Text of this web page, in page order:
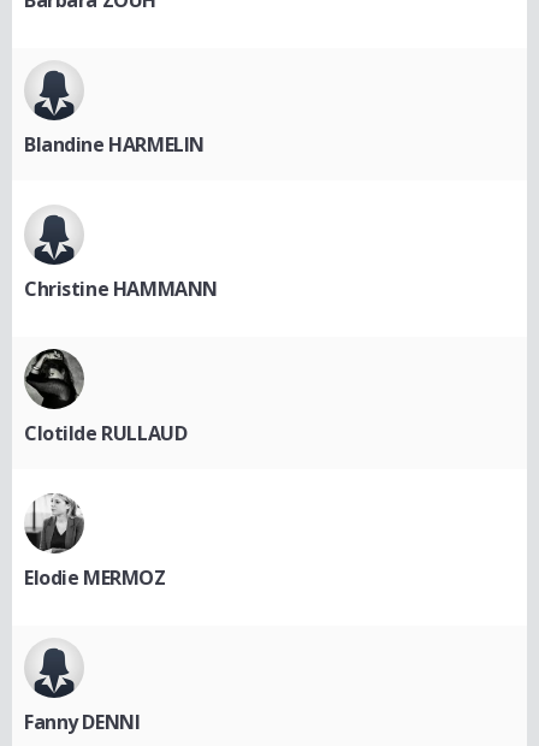
Blandine HARMELIN
Christine HAMMANN
Clotilde RULLAUD
Elodie MERMOZ
Fanny DENNI